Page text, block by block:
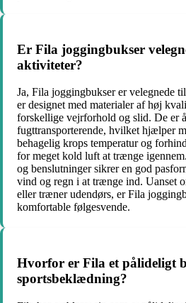
Er Fila joggingbukser
aktiviteter?
Ja, Fila joggingbukser er velegnede
er designet med materialer af høj
forskellige vejrforhold og slid. De er
fugttransporterende, hvilket hjælper
behagelig krops temperatur og
for meget kold luft at trænge
og benslutninger sikrer en god
vind og regn i at trænge ind. Uanset
eller træner udendørs, er Fila
komfortable følgesvende.
Hvorfor er Fila et pålideligt
sportsbeklædning?